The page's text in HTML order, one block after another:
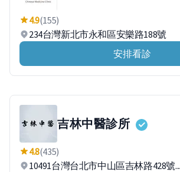
4.9(155)
234台灣新北市永和區安樂路188號
安排看診
吉林中醫診所
4.8(435)
10491台灣台北市中山區吉林路428號...